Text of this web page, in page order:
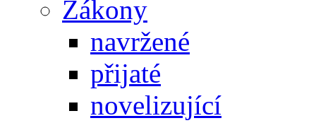
Zákony
navržené
přijaté
novelizující